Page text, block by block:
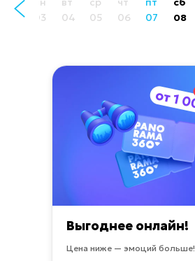
03
04
05
06
07
08
Выгоднее онлайн!
Цена ниже — эмоций больше!